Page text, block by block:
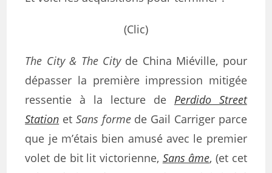
(Clic)
The City & The Cityde China Miéville, pour
dépasser la première impression mitigée
ressentie à la lecture de Perdido Street
Station et Sans formede Gail Carriger parce
que je m’étais bien amusé avec le premier
volet de bit lit victorienne, Sans âme, (et cet